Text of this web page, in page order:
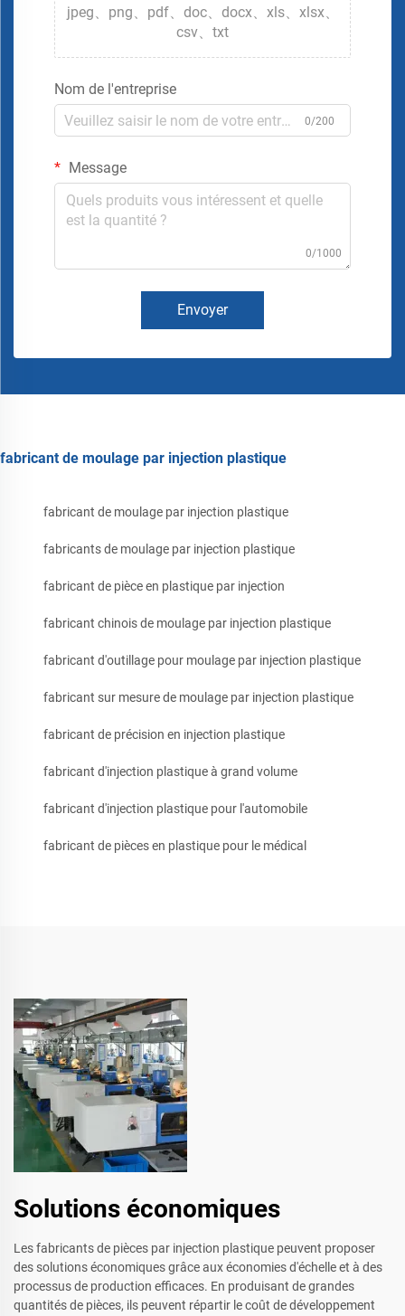
jpeg、png、pdf、doc、docx、xls、xlsx、
csv、txt
Nom de l'entreprise
0/200
Message
0/1000
Envoyer
fabricant de moulage par injection plastique
fabricant de moulage par injection plastique
fabricants de moulage par injection plastique
fabricant de pièce en plastique par injection
fabricant chinois de moulage par injection plastique
fabricant d'outillage pour moulage par injection plastique
fabricant sur mesure de moulage par injection plastique
fabricant de précision en injection plastique
fabricant d'injection plastique à grand volume
fabricant d'injection plastique pour l'automobile
fabricant de pièces en plastique pour le médical
Solutions économiques
Les fabricants de pièces par injection plastique peuvent proposer
des solutions économiques grâce aux économies d'échelle et à des
processus de production efficaces. En produisant de grandes
quantités de pièces, ils peuvent répartir le coût de développement